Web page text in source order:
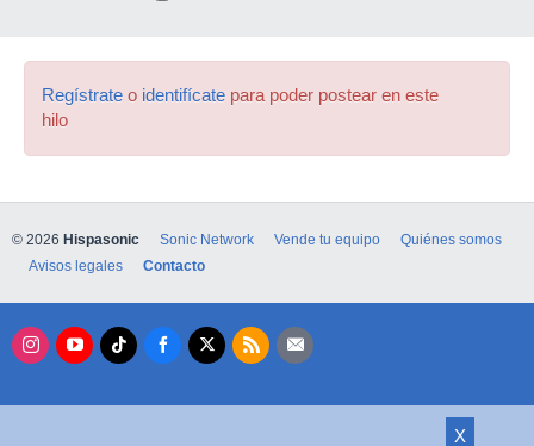
Regístrate o identifícate para poder postear en este
hilo
X
© 2026 Hispasonic Sonic Network Vende tu equipo
Quiénes somos
Avisos legales
Contacto